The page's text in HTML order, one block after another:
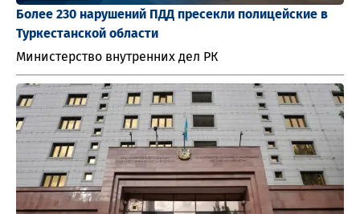
Более 230 нарушений ПДД пресекли полицейские в
Туркестанской области
Министерство внутренних дел РК